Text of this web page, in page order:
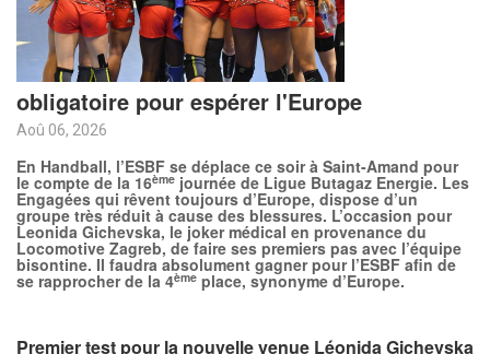
obligatoire pour espérer l'Europe
Aoû 06, 2026
En Handball, l’ESBF se déplace ce soir à Saint-Amand pour
le compte de la 16ème journée de Ligue Butagaz Energie. Les
Engagées qui rêvent toujours d’Europe, dispose d’un
groupe très réduit à cause des blessures. L’occasion pour
Leonida Gichevska, le joker médical en provenance du
Locomotive Zagreb, de faire ses premiers pas avec l’équipe
bisontine. Il faudra absolument gagner pour l’ESBF afin de
se rapprocher de la 4ème place, synonyme d’Europe.
Premier test pour la nouvelle venue Léonida Gichevska